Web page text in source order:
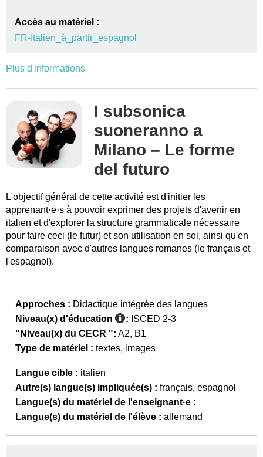
Accès au matériel :
FR-Italien_à_partir_espagnol
Plus d'informations
I subsonica
suoneranno a
Milano – Le forme
del futuro
L'objectif général de cette activité est d'initier les
apprenant·e·s à pouvoir exprimer des projets d'avenir en
italien et d'explorer la structure grammaticale nécessaire
pour faire ceci (le futur) et son utilisation en soi, ainsi qu'en
comparaison avec d'autres langues romanes (le français et
l'espagnol).
Approches : Didactique intégrée des langues
Niveau(x) d'éducation
: ISCED 2-3
"Niveau(x) du CECR ": A2
B1
Type de matériel : textes images
Langue cible : italien
Autre(s) langue(s) impliquée(s) : français espagnol
Langue(s) du matériel de l'enseignant·e :
Langue(s) du matériel de l'élève : allemand